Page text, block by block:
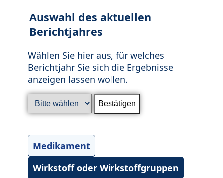
Auswahl des aktuellen
Berichtjahres
Wählen Sie hier aus, für welches
Berichtjahr Sie sich die Ergebnisse
anzeigen lassen wollen.
Medikament
Wirkstoff oder Wirkstoffgruppen